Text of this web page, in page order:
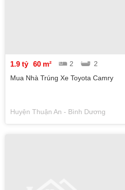
1.9 tỷ 60 m² 2
2
Mua Nhà Trúng Xe Toyota Camry
Huyện Thuận An - Bình Dương